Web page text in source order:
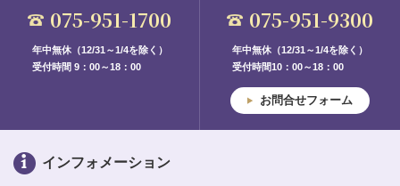
075-951-1700
年中無休（12/31～1/4を除く）
受付時間 9：00～18：00
075-951-9300
年中無休（12/31～1/4を除く）
受付時間10：00～18：00
お問合せフォーム
インフォメーション